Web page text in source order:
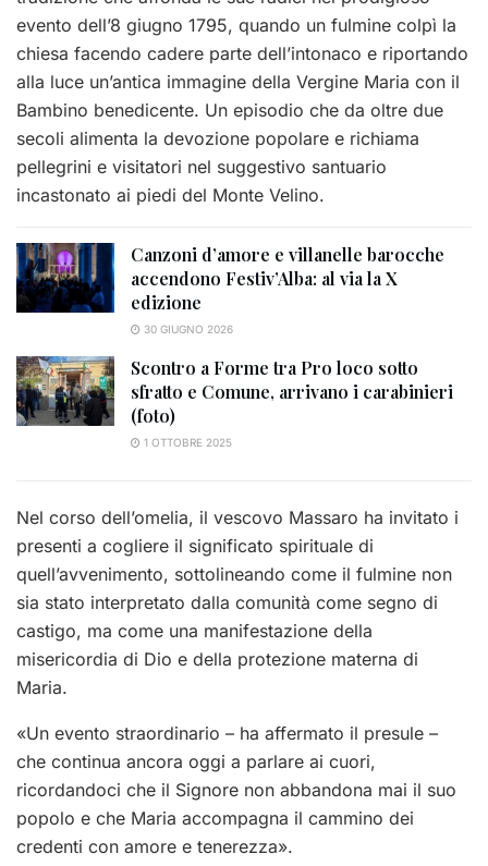
evento dell’8 giugno 1795, quando un fulmine colpì la
chiesa facendo cadere parte dell’intonaco e riportando
alla luce un’antica immagine della Vergine Maria con il
Bambino benedicente. Un episodio che da oltre due
secoli alimenta la devozione popolare e richiama
pellegrini e visitatori nel suggestivo santuario
incastonato ai piedi del Monte Velino.
Canzoni d’amore e villanelle barocche
accendono Festiv’Alba: al via la X
edizione
30 GIUGNO 2026
Scontro a Forme tra Pro loco sotto
sfratto e Comune, arrivano i carabinieri
(foto)
1 OTTOBRE 2025
Nel corso dell’omelia, il vescovo Massaro ha invitato i
presenti a cogliere il significato spirituale di
quell’avvenimento, sottolineando come il fulmine non
sia stato interpretato dalla comunità come segno di
castigo, ma come una manifestazione della
misericordia di Dio e della protezione materna di
Maria.
«Un evento straordinario – ha affermato il presule –
che continua ancora oggi a parlare ai cuori,
ricordandoci che il Signore non abbandona mai il suo
popolo e che Maria accompagna il cammino dei
credenti con amore e tenerezza».